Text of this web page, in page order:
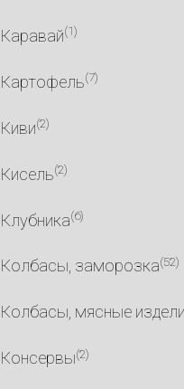
Каравай(1)
Картофель(7)
Киви(2)
Кисель(2)
Клубника(6)
Колбасы, заморозка(52)
Колбасы, мясные
Консервы(2)